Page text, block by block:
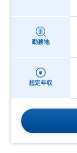
勤務地
想定年収